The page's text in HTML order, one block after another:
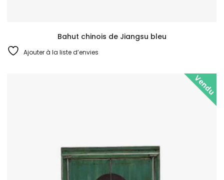
Bahut chinois de Jiangsu bleu
Ajouter à la liste d’envies
Vendu